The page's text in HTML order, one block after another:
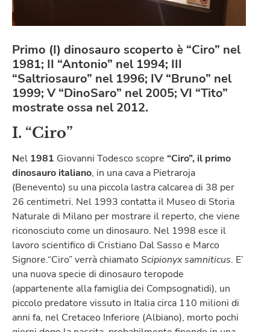
Primo (I) dinosauro scoperto è “Ciro” nel
1981; II “Antonio” nel 1994; III
“Saltriosauro” nel 1996; IV “Bruno” nel
1999; V “DinoSaro” nel 2005; VI “Tito”
mostrate ossa nel 2012.
I. “Ciro”
Nel 1981 Giovanni Todesco scopre “Ciro”, il primo
dinosauro italiano, in una cava a Pietraroja
(Benevento) su una piccola lastra calcarea di 38 per
26 centimetri. Nel 1993 contatta il Museo di Storia
Naturale di Milano per mostrare il reperto, che viene
riconosciuto come un dinosauro. Nel 1998 esce il
lavoro scientifico di Cristiano Dal Sasso e Marco
Signore.“Ciro” verrà chiamato Scipionyx samniticus. E’
una nuova specie di dinosauro teropode
(appartenente alla famiglia dei Compsognatidi), un
piccolo predatore vissuto in Italia circa 110 milioni di
anni fa, nel Cretaceo Inferiore (Albiano), morto pochi